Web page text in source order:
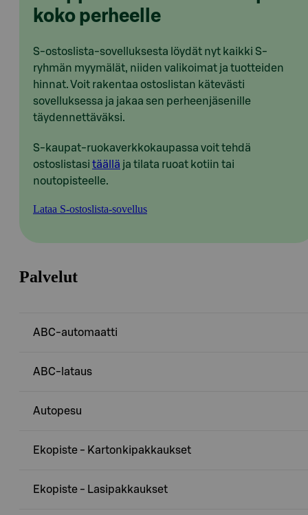
koko perheelle
S-ostoslista-sovelluksesta löydät nyt kaikki S-
ryhmän myymälät, niiden valikoimat ja tuotteiden
hinnat. Voit rakentaa ostoslistan kätevästi
sovelluksessa ja jakaa sen perheenjäsenille
täydennettäväksi.
S-kaupat-ruokaverkkokaupassa voit tehdä
ostoslistasi täällä ja tilata ruoat kotiin tai
noutopisteelle.
Lataa S-ostoslista-sovellus
Palvelut
ABC-automaatti
ABC-lataus
Autopesu
Ekopiste - Kartonkipakkaukset
Ekopiste - Lasipakkaukset